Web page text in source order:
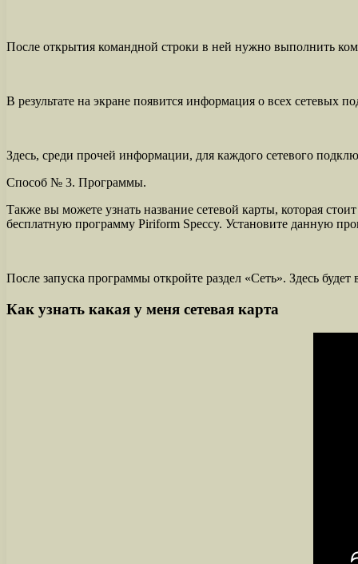
После открытия командной строки в ней нужно выполнить
В результате на экране появится информация о всех сетевых
Здесь, среди прочей информации, для каждого сетевого
Способ № 3. Программы.
Также вы можете узнать название сетевой карты, которая
бесплатную программу Piriform Speccy. Установите данную
После запуска программы откройте раздел «Сеть». Здесь
Как узнать какая у меня сетевая карта